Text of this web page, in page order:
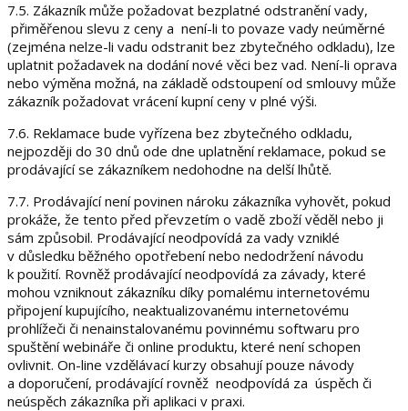
7.5. Zákazník může požadovat bezplatné odstranění vady,
přiměřenou slevu z ceny a není-li to povaze vady neúměrné
(zejména nelze-li vadu odstranit bez zbytečného odkladu), lze
uplatnit požadavek na dodání nové věci bez vad. Není-li oprava
nebo výměna možná, na základě odstoupení od smlouvy může
zákazník požadovat vrácení kupní ceny v plné výši.
7.6. Reklamace bude vyřízena bez zbytečného odkladu,
nejpozději do 30 dnů ode dne uplatnění reklamace, pokud se
prodávající se zákazníkem nedohodne na delší lhůtě.
7.7. Prodávající není povinen nároku zákazníka vyhovět, pokud
prokáže, že tento před převzetím o vadě zboží věděl nebo ji
sám způsobil. Prodávající neodpovídá za vady vzniklé
v důsledku běžného opotřebení nebo nedodržení návodu
k použití. Rovněž prodávající neodpovídá za závady, které
mohou vzniknout zákazníku díky pomalému internetovému
připojení kupujícího, neaktualizovanému internetovému
prohlížeči či nenainstalovanému povinnému softwaru pro
spuštění webináře či online produktu, které není schopen
ovlivnit. On-line vzdělávací kurzy obsahují pouze návody
a doporučení, prodávající rovněž neodpovídá za úspěch či
neúspěch zákazníka při aplikaci v praxi.